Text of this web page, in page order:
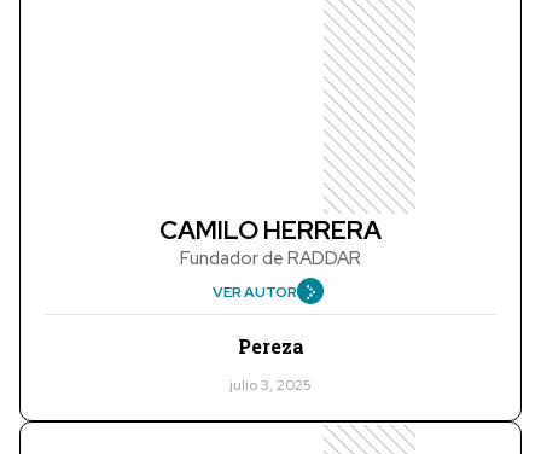
CAMILO HERRERA
Fundador de RADDAR
VER AUTOR
Pereza
julio 3, 2025